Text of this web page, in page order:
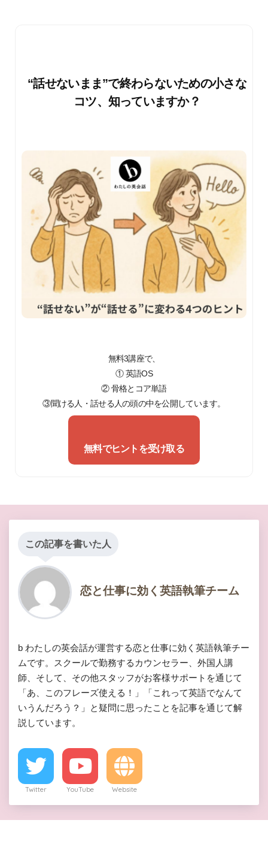
“話せないまま”で終わらないための小さな
コツ、知っていますか？
無料3講座で、
① 英語OS
② 骨格とコア単語
③聞ける人・話せる人の頭の中を公開しています。
無料でヒントを受け取る
この記事を書いた人
恋と仕事に効く英語執筆チーム
b わたしの英会話が運営する恋と仕事に効く英語執筆チー
ムです。スクールで勤務するカウンセラー、外国人講
師、そして、その他スタッフがお客様サポートを通じて
「あ、このフレーズ使える！」「これって英語でなんて
いうんだろう？」と疑問に思ったことを記事を通じて解
説しています。
Twitter YouTube Website